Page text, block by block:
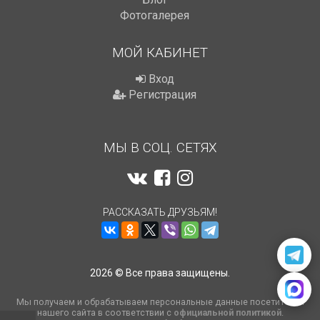
Фотогалерея
МОЙ КАБИНЕТ
Вход
Регистрация
МЫ В СОЦ. СЕТЯХ
РАССКАЗАТЬ ДРУЗЬЯМ!
2026 © Все права защищены.
Мы получаем и обрабатываем персональные данные посетителей
нашего сайта в соответствии с официальной политикой.